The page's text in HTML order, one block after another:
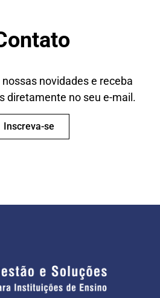
novidades e receba
diretamente no seu e-mail.
Inscreva-se